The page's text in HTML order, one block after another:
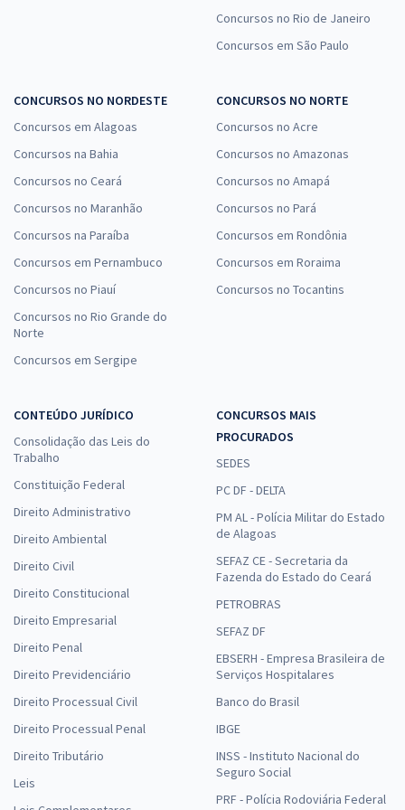
Concursos no Rio de Janeiro
Concursos em São Paulo
CONCURSOS NO NORDESTE
Concursos em Alagoas
Concursos na Bahia
Concursos no Ceará
Concursos no Maranhão
Concursos na Paraíba
Concursos em Pernambuco
Concursos no Piauí
Concursos no Rio Grande do
Norte
Concursos em Sergipe
CONCURSOS NO NORTE
Concursos no Acre
Concursos no Amazonas
Concursos no Amapá
Concursos no Pará
Concursos em Rondônia
Concursos em Roraima
Concursos no Tocantins
CONTEÚDO JURÍDICO
Consolidação das Leis do
Trabalho
Constituição Federal
Direito Administrativo
Direito Ambiental
Direito Civil
Direito Constitucional
Direito Empresarial
Direito Penal
Direito Previdenciário
Direito Processual Civil
Direito Processual Penal
Direito Tributário
Leis
CONCURSOS MAIS
PROCURADOS
SEDES
PC DF - DELTA
PM AL - Polícia Militar do Estado
de Alagoas
SEFAZ CE - Secretaria da
Fazenda do Estado do Ceará
PETROBRAS
SEFAZ DF
EBSERH - Empresa Brasileira de
Serviços Hospitalares
Banco do Brasil
IBGE
INSS - Instituto Nacional do
Seguro Social
PRF - Polícia Rodoviária Federal